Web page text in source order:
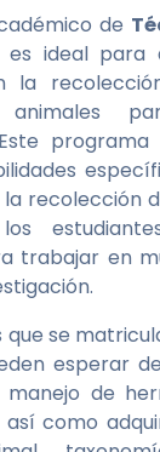
de
es ideal para
la
animales
recolección
trabajar en
que se
esperar
de
así como